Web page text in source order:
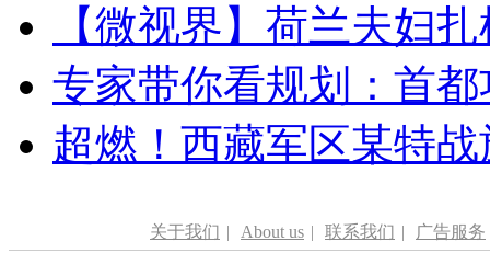
【微视界】荷兰夫妇
专家带你看规划：首
超燃！西藏军区某特
关于我们 | About us | 联系我们 | 广告服务